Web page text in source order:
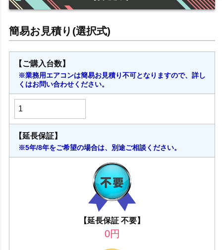
【ご購入台数】
※業務用エアコンは簡易お見積り不可となりますので、詳し
くはお問い合わせください。
【延長保証】
※5年/8年をご希望の場合は、別途ご相談ください。
【延長保証 不要】
0円